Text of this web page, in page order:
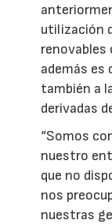
utilización
renovables
además es
también a
derivadas
“Somos
nuestro
que no
nos
nuestras